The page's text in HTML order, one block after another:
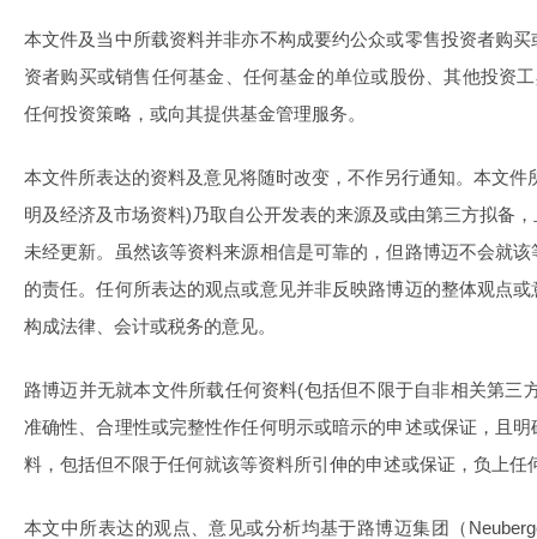
本文件及当中所载资料并非亦不构成要约公众或零售投资者购
资者购买或销售任何基金、任何基金的单位或股份、其他投资
任何投资策略，或向其提供基金管理服务。
本文件所表达的资料及意见将随时改变，不作另行通知。本文
明及经济及市场资料)乃取自公开发表的来源及或由第三方拟备
未经更新。虽然该等资料来源相信是可靠的，但路博迈不会就
的责任。任何所表达的观点或意见并非反映路博迈的整体观点
构成法律、会计或税务的意见。
路博迈并无就本文件所载任何资料(包括但不限于自非相关第三
准确性、合理性或完整性作任何明示或暗示的申述或保证，且
料，包括但不限于任何就该等资料所引伸的申述或保证，负上任
本文中所表达的观点、意见或分析均基于路博迈集团（